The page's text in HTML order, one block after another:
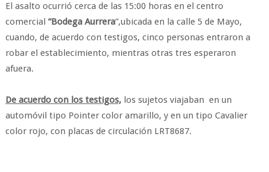
El asalto ocurrió cerca de las 15:00 horas en el centro
comercial “Bodega Aurrera”,ubicada en la calle 5 de Mayo,
cuando, de acuerdo con testigos, cinco personas entraron a
robar el establecimiento, mientras otras tres esperaron
afuera.
De acuerdo con los testigos,los sujetos viajaban en un
automóvil tipo Pointer color amarillo, y en un tipo Cavalier
color rojo, con placas de circulación LRT8687.